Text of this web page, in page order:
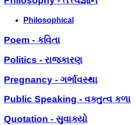
Philosophical
Poem - કવિતા
Politics - રાજકારણ
Pregnancy - ગર્ભાવસ્થા
Public Speaking - વક્તુત્વ કળા
Quotation - સુવાક્યો